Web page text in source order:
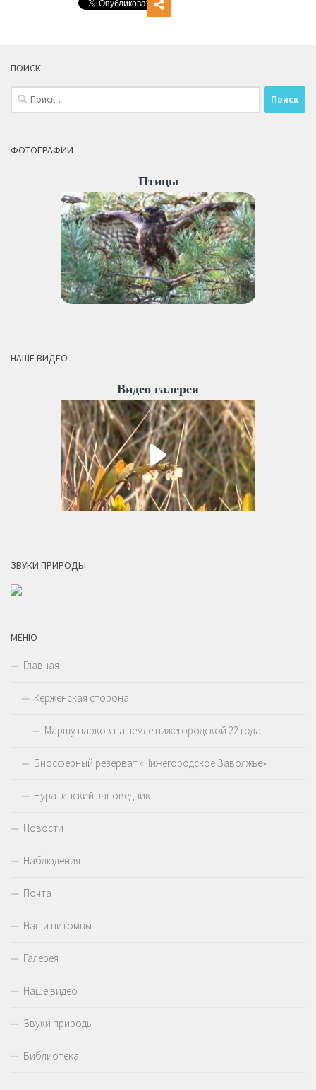
ПОИСК
Найти:
ФОТОГРАФИИ
Птицы
НАШЕ ВИДЕО
Видео галерея
ЗВУКИ ПРИРОДЫ
МЕНЮ
Главная
Керженская сторона
Маршу парков на земле нижегородской 22 года
Биосферный резерват «Нижегородское Заволжье»
Нуратинский заповедник
Новости
Наблюдения
Почта
Наши питомцы
Галерея
Наше видео
Звуки природы
Библиотека